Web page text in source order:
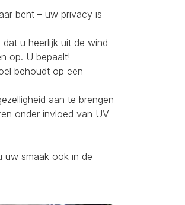
bent – uw privacy is
u heerlijk uit de wind
op. U bepaalt!
behoudt op een
aan te brengen
onder invloed van UV-
uw smaak ook in de